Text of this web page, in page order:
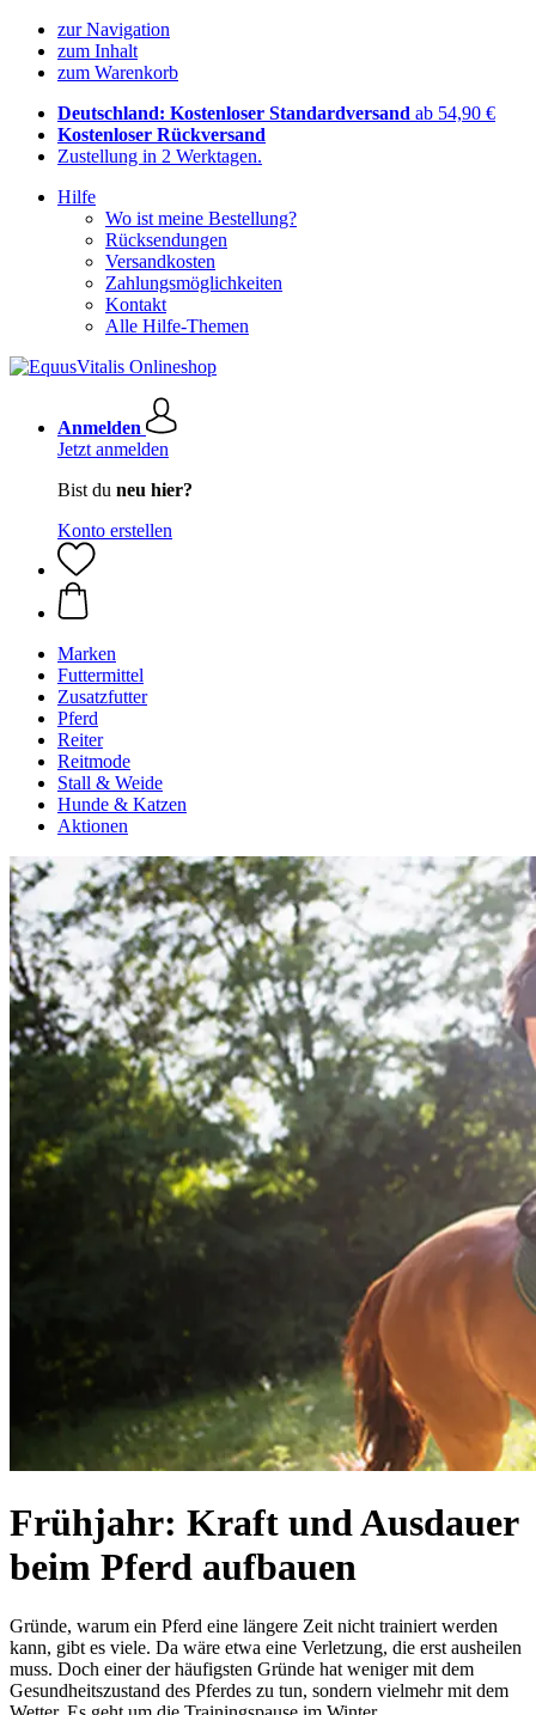
zur Navigation
zum Inhalt
zum Warenkorb
Deutschland: Kostenloser Standardversand ab 54,90 €
Kostenloser Rückversand
Zustellung in 2 Werktagen.
Hilfe
Wo ist meine Bestellung?
Rücksendungen
Versandkosten
Zahlungsmöglichkeiten
Kontakt
Alle Hilfe-Themen
Anmelden
Jetzt anmelden
Bist du neu hier?
Konto erstellen
Marken
Futtermittel
Zusatzfutter
Pferd
Reiter
Reitmode
Stall & Weide
Hunde & Katzen
Aktionen
Frühjahr: Kraft und Ausdauer
beim Pferd aufbauen
Gründe, warum ein Pferd eine längere Zeit nicht trainiert werden
kann, gibt es viele. Da wäre etwa eine Verletzung, die erst ausheilen
muss. Doch einer der häufigsten Gründe hat weniger mit dem
Gesundheitszustand des Pferdes zu tun, sondern vielmehr mit dem